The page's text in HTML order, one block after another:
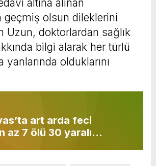
altına alınan
geçmiş olsun dileklerini
Uzun, doktorlardan sağlık
bilgi alarak her türlü
yanlarında olduklarını
art arda feci
az 7 ölü 30 yaralı…